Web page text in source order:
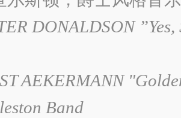
DONALDSON
AEKERMANN
Band